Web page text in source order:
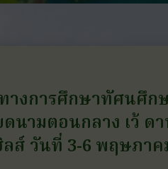
งการศึกษาทัศนศึก
นามตอนกลาง เว้ ด
ส์ วันที่ 3-6 พฤษภาค